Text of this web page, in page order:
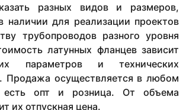
разных видов и размеров,
наличии для реализации проектов
трубопроводов разного уровня
латунных фланцев зависит
параметров и технических
Продажа осуществляется в любом
есть опт и розница. От объема
их отпускная цена.